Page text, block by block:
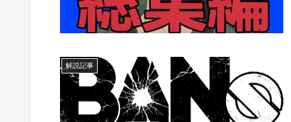
解説記事